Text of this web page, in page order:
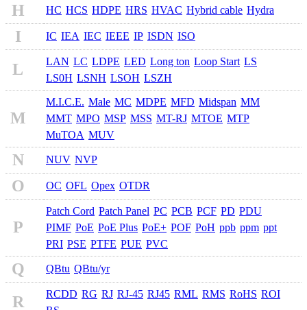
H HC HCS HDPE HRS HVAC Hybrid cable Hydra
I IC IEA IEC IEEE IP ISDN ISO
L LAN LC LDPE LED Long ton Loop Start LS
LS0H LSNH LSOH LSZH
M
M.I.C.E. Male MC MDPE MFD Midspan MM
MMT MPO MSP MSS MT-RJ MTOE MTP
MuTOA MUV
N NUV NVP
O OC OFL Opex OTDR
P
Patch Cord Patch Panel PC PCB PCF PD PDU
PIMF PoE PoE Plus PoE+ POF PoH ppb ppm ppt
PRI PSE PTFE PUE PVC
Q QBtu QBtu/yr
R RCDD RG RJ RJ-45 RJ45 RML RMS RoHS ROI